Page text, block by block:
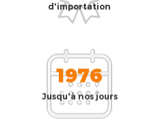
d'importation
1976
Jusqu'à nos jours